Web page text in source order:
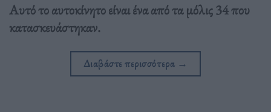
Αυτό το αυτοκίνητο είναι ένα από τα μόλις 34 που
κατασκευάστηκαν.
Διαβάστε περισσότερα →